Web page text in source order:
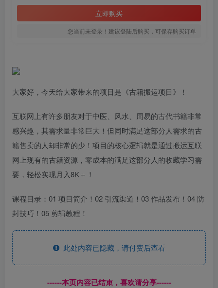
立即购买
您当前未登录！建议登陆后购买，可保存购买订单
大家好，今天给大家带来的项目是《古籍搬运项目》！
互联网上有许多朋友对于中医、风水、周易的古代书籍非常
感兴趣，其需求量非常巨大！但同时满足这部分人需求的古
籍售卖的人却非常的少！项目的核心逻辑就是通过搬运互联
网上现有的古籍资源，零成本的满足这部分人的收藏学习需
要，轻松实现月入8K＋！
课程目录：01 项目简介！02 引流渠道！03 作品发布！04 防
封技巧！05 剪辑教程！
此处内容已隐藏，请付费后查看
------本页内容已结束，喜欢请分享------